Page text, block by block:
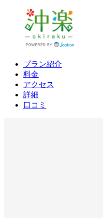
プラン紹介
料金
アクセス
詳細
口コミ